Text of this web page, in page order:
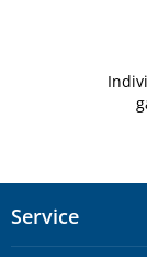
Service